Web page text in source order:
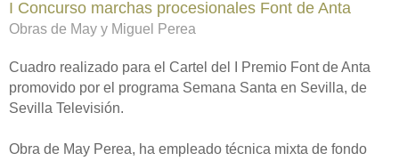
I Concurso marchas procesionales Font de Anta
Obras de May y Miguel Perea
Cuadro realizado para el Cartel del I Premio Font de Anta
promovido por el programa Semana Santa en Sevilla, de
Sevilla Televisión.
Obra de May Perea, ha empleado técnica mixta de fondo